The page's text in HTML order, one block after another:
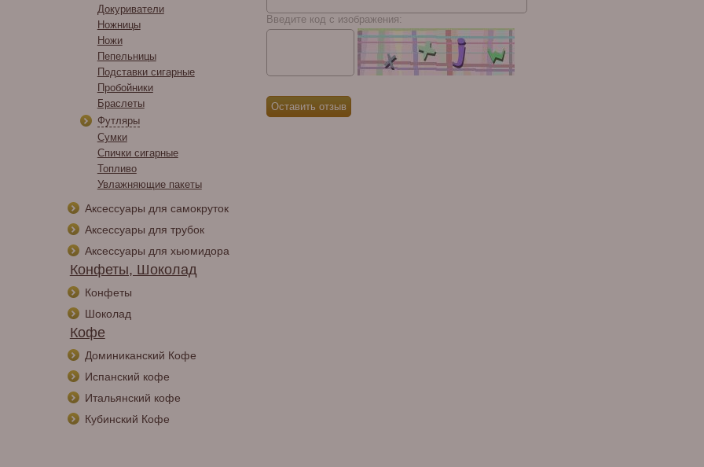
Докуриватели
Ножницы
Ножи
Пепельницы
Подставки сигарные
Пробойники
Браслеты
Футляры
Сумки
Спички сигарные
Топливо
Увлажняющие пакеты
Аксессуары для самокруток
Аксессуары для трубок
Аксессуары для хьюмидора
Конфеты, Шоколад
Конфеты
Шоколад
Кофе
Доминиканский Кофе
Испанский кофе
Итальянский кофе
Кубинский Кофе
Введите код с изображения: